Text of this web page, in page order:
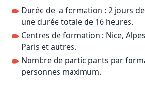
Durée de la formation : 2 jours
une durée totale de 16 heures.
Centres de formation : Nice,
Paris et autres.
Nombre de participants par
personnes maximum.